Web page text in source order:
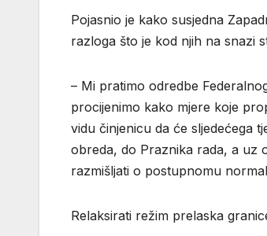
Pojasnio je kako susjedna
razloga što je kod njih na snazi
– Mi pratimo odredbe
procijenimo kako mjere koje
vidu činjenicu da će sljedećega
obreda, do Praznika rada, a uz
razmišljati o postupnomu
Relaksirati režim prelaska